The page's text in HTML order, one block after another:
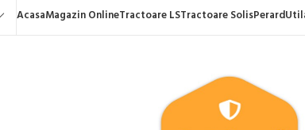
AcasaMagazin OnlineTractoare LSTractoare SolisPerard